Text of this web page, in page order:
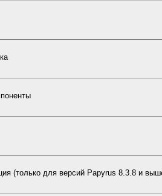
(только для версий Papyrus 8.3.8 и